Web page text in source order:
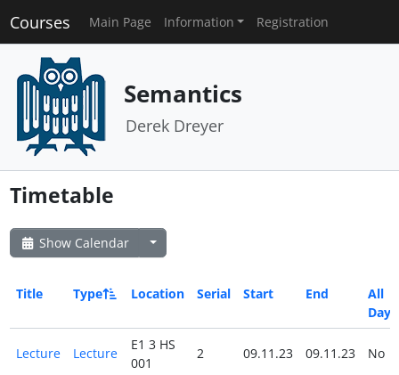
Courses Main Page Information Registration
Semantics
Derek Dreyer
Timetable
Show Calendar
Title Type Location Serial Start End
All
Day
Lecture Lecture
E1 3 HS
001
2 09.11.23 09.11.23 No